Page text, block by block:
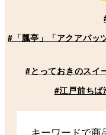
#「瓢亭」「アクアパッ
#とっておきのスイ
#江戸前ちば